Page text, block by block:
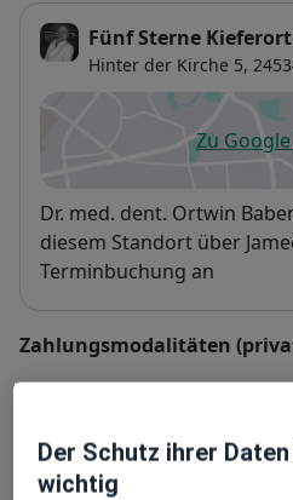
Fünf Sterne
Hinter der Kirche 5,
Zu
Verfügbarkeit
Dr. med. dent. Ortwin
diesem Standort über
Terminbuchung an
Zahlungsmodalitäten
Telefonnummer
Der Schutz ihrer
wichtig